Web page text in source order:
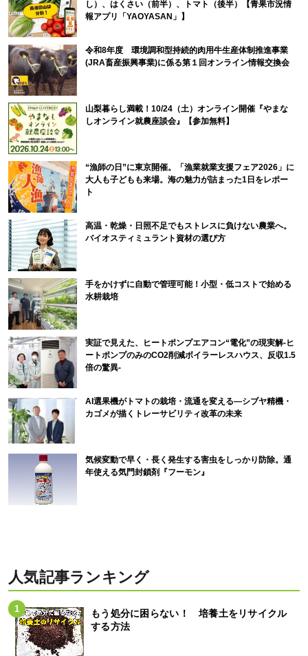
し）、はくさい（前半）、トマト（後半）【青果市況情
報アプリ「YAOYASAN」】
令和8年度 環境調和型持続的肉用牛生産体制推進事業
(JRA畜産振興事業)に係る第１回オンライン情報交換会
山梨暮らし満載！10/24（土）オンライン開催『やまな
しオンライン就農座談会』【参加無料】
“漁師の日”に東京開催。「漁業就業支援フェア2026」に
大人も子どもも来場。海の魅力が詰まった1日をレポー
ト
高温・乾燥・日照不足でもストレスに負けない農業へ。
バイオスティミュラント資材の選び方
手をかけずに自動で管理可能！小型・低コストで始める
水耕栽培
実証で見えた、ヒートポンプエアコン“電化”の現実解-ヒ
ートポンプのみのCO2削減ボイラーレスハウス、反収1.5
倍の驚異-
AI選果機がトマトの栽培・流通を変える―シブヤ精機・
カゴメが描くトレーサビリティ改革の未来
気候変動で早く・長く発生する害虫をしっかり防除。通
年使える気門封鎖剤『フーモン』
人気記事ランキング
もう処分に困らない！ 培養土をリサイクル
する方法